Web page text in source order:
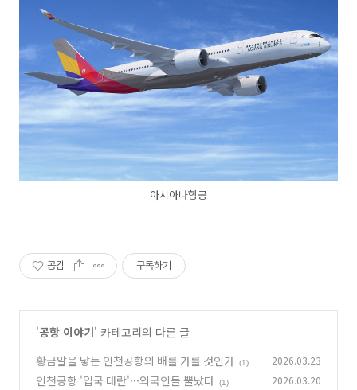
아시아나항공
공감 구독하기
'공항 이야기' 카테고리의 다른 글
황금알을 낳는 인천공항의 배를 가를 것인가 (1) 2026.03.23
인천공항 '입국 대란'···외국인들 뿔났다 (1) 2026.03.20